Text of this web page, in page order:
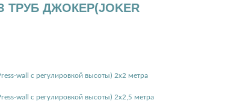
ДЖОКЕР(JOKER
wall с регулировкой высоты) 2х2 метра
wall с регулировкой высоты) 2х2,5 метра